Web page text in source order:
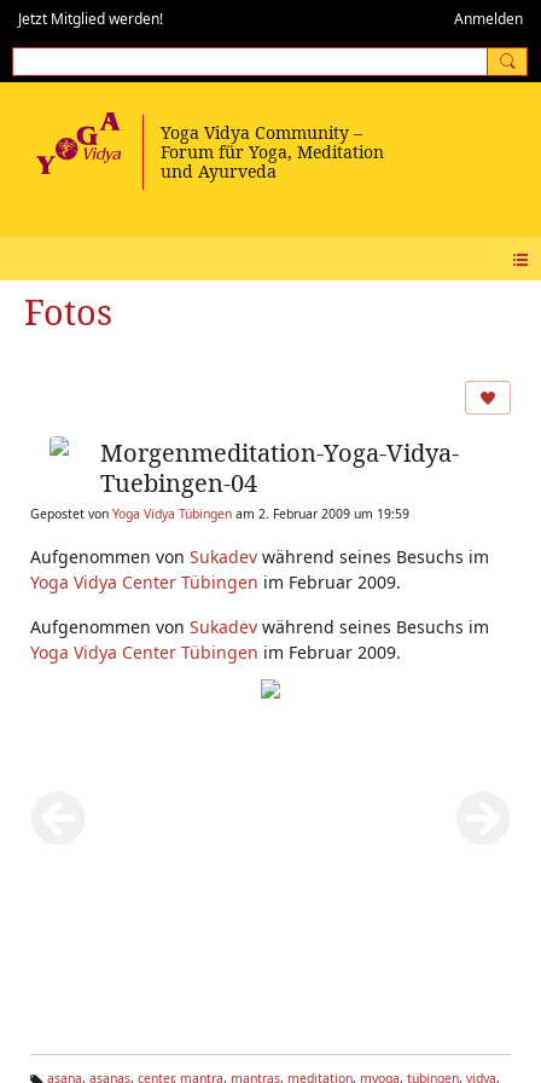
Jetzt Mitglied werden! Anmelden
Fotos
Morgenmeditation-Yoga-Vidya-
Tuebingen-04
Gepostet von Yoga Vidya Tübingen am 2. Februar 2009 um 19:59
Aufgenommen von Sukadev während seines Besuchs im
Yoga Vidya Center Tübingen im Februar 2009.
Aufgenommen von Sukadev während seines Besuchs im
Yoga Vidya Center Tübingen im Februar 2009.
asana, asanas, center, mantra, mantras, meditation, myoga, tübingen, vidya,